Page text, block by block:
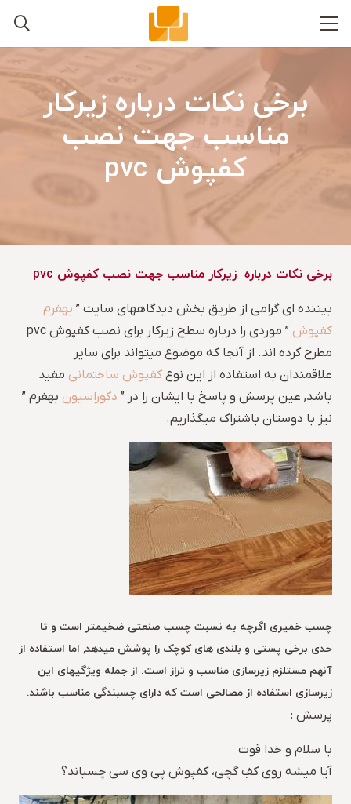
برخی نکات درباره زیرکار
مناسب جهت نصب
کفپوش pvc
برخی نکات درباره زیرکار مناسب جهت نصب کفپوش pvc
بیننده ای گرامی از طریق بخش دیدگاههای سایت ” بهفرم
کفپوش
” موردی را درباره سطح زیرکار برای نصب کفپوش pvc
مطرح کرده اند. از آنجا که موضوع میتواند برای سایر
علاقمندان به استفاده از این نوع کفپوش ساختمانی مفید
باشد, عین پرسش و پاسخ با ایشان را در ” دکوراسیون بهفرم ”
نیز با دوستان باشتراک میگذاریم.
چسب خمیری اگرچه به نسبت چسب صنعتی ضخیمتر است و تا
حدی برخی پستی و بلندی های کوچک را پوشش میدهد, اما استفاده از
آنهم مستلزم زیرسازی مناسب و تراز است. از جمله ویژگیهای این
زیرسازی استفاده از مصالحی است که دارای چسبندگی مناسب باشند.
پرسش :
با سلام و خدا قوت
آیا میشه روی کفِ گچی، کفپوش پی وی سی چسباند؟